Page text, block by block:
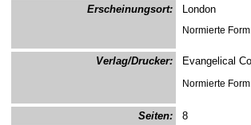
Erscheinungsort:
London
Normierte
Verlag/Drucker: Evangelical
Normierte
Seiten:
8